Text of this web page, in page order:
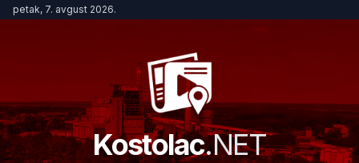
petak, 7. avgust 2026.
Kostolac.NET